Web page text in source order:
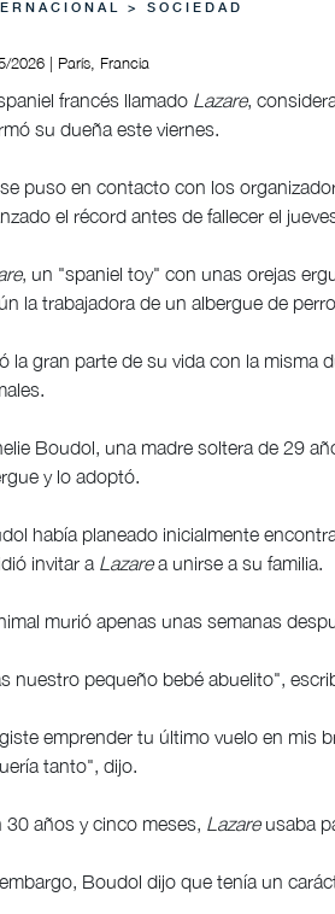
> SOCIEDAD
2026 | París, Francia
francés llamado Lazare,
su dueña este viernes.
puso en contacto con los
el récord antes de fallecer el
, un "spaniel toy" con unas orejas
la trabajadora de un albergue de
la gran parte de su vida con la misma
Boudol, una madre soltera de 29
y lo adoptó.
había planeado inicialmente
invitar a Lazarea unirse a su familia.
murió apenas unas semanas
nuestro pequeño bebé abuelito",
emprender tu último vuelo en mis
tanto", dijo.
30 años y cinco meses, Lazareusaba
Boudol dijo que tenía un